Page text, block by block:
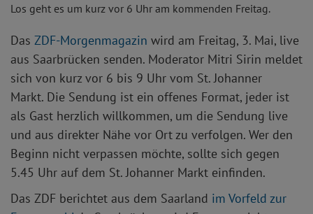
Los geht es um kurz vor 6 Uhr am kommenden Freitag.
Das ZDF-Morgenmagazin wird am Freitag, 3. Mai, live
aus Saarbrücken senden. Moderator Mitri Sirin meldet
sich von kurz vor 6 bis 9 Uhr vom St. Johanner
Markt. Die Sendung ist ein offenes Format, jeder ist
als Gast herzlich willkommen, um die Sendung live
und aus direkter Nähe vor Ort zu verfolgen. Wer den
Beginn nicht verpassen möchte, sollte sich gegen
5.45 Uhr auf dem St. Johanner Markt einfinden.
Das ZDF berichtet aus dem Saarland im Vorfeld zur